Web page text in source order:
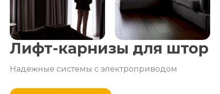
Лифт-карнизы для штор
Надежные системы с электроприводом